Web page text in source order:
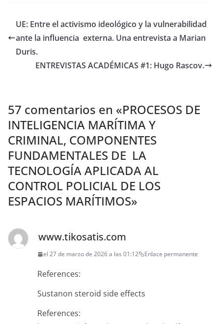
UE: Entre el activismo ideológico y la vulnerabilidad
ante la influencia externa. Una entrevista a Marian
Duris.
ENTREVISTAS ACADÉMICAS #1: Hugo Rascov.
57 comentarios en «PROCESOS DE
INTELIGENCIA MARÍTIMA Y
CRIMINAL, COMPONENTES
FUNDAMENTALES DE LA
TECNOLOGÍA APLICADA AL
CONTROL POLICIAL DE LOS
ESPACIOS MARÍTIMOS»
www.tikosatis.com
el 27 de marzo de 2026 a las 01:12 Enlace permanente
References:
Sustanon steroid side effects
References: